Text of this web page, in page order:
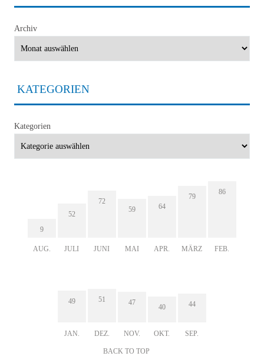
Archiv
KATEGORIEN
Kategorien
9
AUG.
52
JULI
72
JUNI
59
MAI
64
APR.
79
MÄRZ
86
FEB.
49
JAN.
51
DEZ.
47
NOV.
40
OKT.
44
SEP.
BACK TO TOP